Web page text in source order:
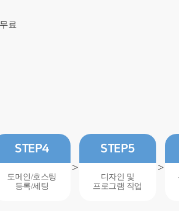
료
STEP4
도메인/호스팅
등록/세팅
>
STEP5
디자인 및
프로그램 작업
>